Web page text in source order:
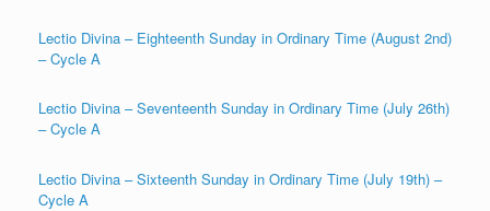
Lectio Divina – Eighteenth Sunday in Ordinary Time (August 2nd)
– Cycle A
Lectio Divina – Seventeenth Sunday in Ordinary Time (July 26th)
– Cycle A
Lectio Divina – Sixteenth Sunday in Ordinary Time (July 19th) –
Cycle A